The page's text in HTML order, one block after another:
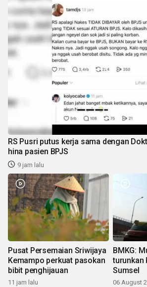
RS Pusri putus kerja sama dengan
hina pasien BPJS
9 jam lalu
Pusat Persemaian Sriwijaya
Kemampo perkuat pasokan
bibit penghijauan
11 jam lalu
BMKG:
turunkan
Sumsel
06 August